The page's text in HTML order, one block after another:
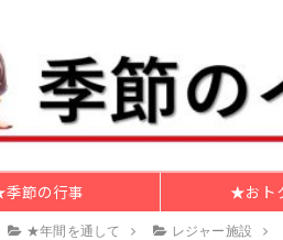
節の行事 ★おト
★年間を通して レジャー施設